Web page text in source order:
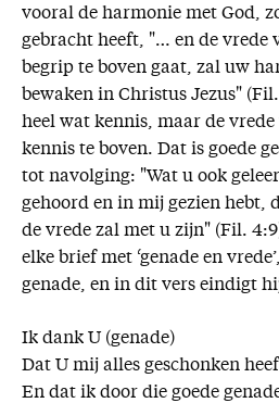
vooral de harmonie met God,
gebracht heeft, "… en de vrede
begrip te boven gaat, zal uw
bewaken in Christus Jezus"
heel wat kennis, maar de
kennis te boven. Dat is goede
tot navolging: "Wat u ook
gehoord en in mij gezien hebt,
de vrede zal met u zijn" (Fil.
elke brief met ‘genade en
genade, en in dit vers eindigt
Ik dank U (genade)
Dat U mij alles geschonken
En dat ik door die goede